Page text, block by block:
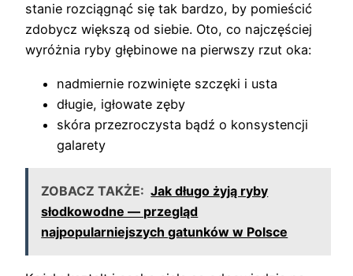
stanie rozciągnąć się tak bardzo, by pomieścić
zdobycz większą od siebie. Oto, co najczęściej
wyróżnia ryby głębinowe na pierwszy rzut oka:
nadmiernie rozwinięte szczęki i usta
długie, igłowate zęby
skóra przezroczysta bądź o konsystencji
galarety
ZOBACZ TAKŻE: Jak długo żyją ryby
słodkowodne — przegląd
najpopularniejszych gatunków w Polsce